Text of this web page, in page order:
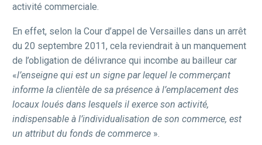
activité commerciale.
En effet, selon la Cour d’appel de Versailles dans un arrêt
du 20 septembre 2011, cela reviendrait à un manquement
de l’obligation de délivrance qui incombe au bailleur car
«l’enseigne qui est un signe par lequel le commerçant
informe la clientèle de sa présence à l’emplacement des
locaux loués dans lesquels il exerce son activité,
indispensable à l’individualisation de son commerce, est
un attribut du fonds de commerce ».